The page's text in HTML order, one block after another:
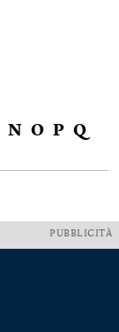
N O P Q
PUBBLICITÀ